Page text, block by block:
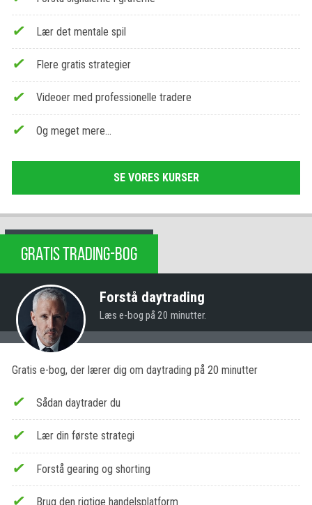
Lær det mentale spil
Flere gratis strategier
Videoer med professionelle tradere
Og meget mere…
SE VORES KURSER
GRATIS TRADING-BOG
Forstå daytrading
Læs e-bog på 20 minutter.
Gratis e-bog, der lærer dig om daytrading på 20 minutter
Sådan daytrader du
Lær din første strategi
Forstå gearing og shorting
Brug den rigtige handelsplatform